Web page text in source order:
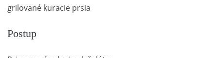
grilované kuracie prsia
Postup